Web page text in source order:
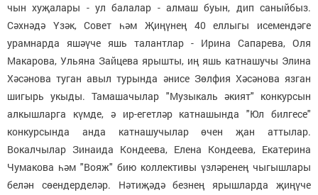
чын хуҗалары - ул балалар - алмаш буын, дип саныйбыз.
Сәхнәдә Үзәк, Совет һәм Җиңүнең 40 еллыгы исемендәге
урамнарда яшәүче яшь талантлар - Ирина Сапарева, Оля
Макарова, Ульяна Зайцева ярышты, иң яшь катнашучы Элина
Хәсәнова туган авыл турында әнисе Зөлфия Хәсәнова язган
шигырь укыды. Тамашачылар "Музыкаль әкият" конкурсын
алкышларга күмде, ә ир-егетләр катнашында "Юл билгесе"
конкурсында анда катнашучылар өчен җан аттылар.
Вокалчылар Зинаида Кондеева, Елена Кондеева, Екатерина
Чумакова һәм "Вояж" бию коллективы үзләренең чыгышлары
белән сөендерделәр. Нәтиҗәдә безнең ярышларда җиңүче